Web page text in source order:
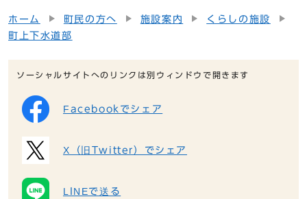
ホーム 町民の方へ 施設案内
くらしの施設
町上下水道部
ソーシャルサイトへのリンクは別ウィンドウで開きます
Facebookでシェア
X（旧Twitter）でシェア
LINEで送る